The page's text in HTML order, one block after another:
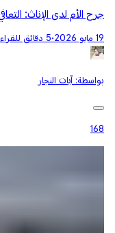
جرح الأم لدى الإناث:
19 مايو 2026 •5 دقائق للقراءة
بواسطة: آيات النجار
168